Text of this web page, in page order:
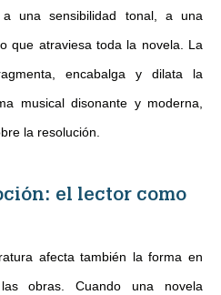
a una sensibilidad tonal, a una
que atraviesa toda la novela. La
encabalga y dilata la
musical disonante y moderna,
la resolución.
el lector como
afecta también la forma en
obras. Cuando una novela